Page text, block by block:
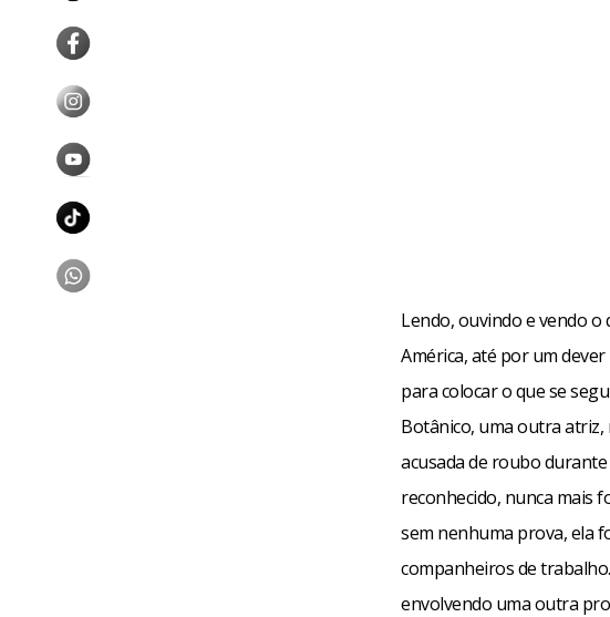
Lendo, ouvindo e vendo
América, até por um
para colocar o que se
Botânico, uma outra
acusada de roubo
reconhecido, nunca mais
sem nenhuma prova, ela
companheiros de
envolvendo uma outra